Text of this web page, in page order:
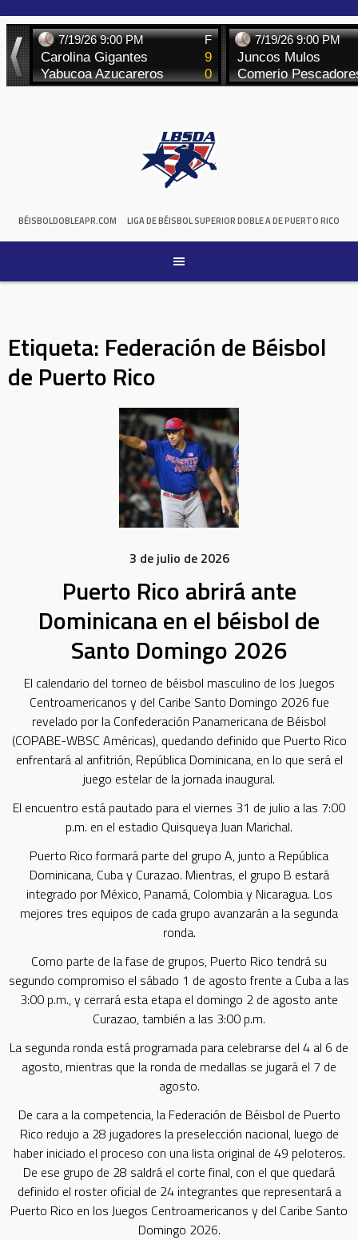
to
content
BÉISBOLDOBLEAPR.COM LIGA DE BÉISBOL SUPERIOR DOBLE A DE PUERTO RICO
Etiqueta: Federación de Béisbol
de Puerto Rico
3 de julio de 2026
Puerto Rico abrirá ante
Dominicana en el béisbol de
Santo Domingo 2026
El calendario del torneo de béisbol masculino de los Juegos
Centroamericanos y del Caribe Santo Domingo 2026 fue
revelado por la Confederación Panamericana de Béisbol
(COPABE-WBSC Américas), quedando definido que Puerto Rico
enfrentará al anfitrión, República Dominicana, en lo que será el
juego estelar de la jornada inaugural.
El encuentro está pautado para el viernes 31 de julio a las 7:00
p.m. en el estadio Quisqueya Juan Marichal.
Puerto Rico formará parte del grupo A, junto a República
Dominicana, Cuba y Curazao. Mientras, el grupo B estará
integrado por México, Panamá, Colombia y Nicaragua. Los
mejores tres equipos de cada grupo avanzarán a la segunda
ronda.
Como parte de la fase de grupos, Puerto Rico tendrá su
segundo compromiso el sábado 1 de agosto frente a Cuba a las
3:00 p.m., y cerrará esta etapa el domingo 2 de agosto ante
Curazao, también a las 3:00 p.m.
La segunda ronda está programada para celebrarse del 4 al 6 de
agosto, mientras que la ronda de medallas se jugará el 7 de
agosto.
De cara a la competencia, la Federación de Béisbol de Puerto
Rico redujo a 28 jugadores la preselección nacional, luego de
haber iniciado el proceso con una lista original de 49 peloteros.
De ese grupo de 28 saldrá el corte final, con el que quedará
definido el roster oficial de 24 integrantes que representará a
Puerto Rico en los Juegos Centroamericanos y del Caribe Santo
Domingo 2026.